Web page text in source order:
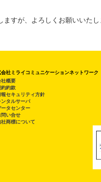
すが、よろしくお願いいたし
会社ミライコミュニケーションネットワーク
社概要
約約款
報セキュリティ方針
ンタルサーバ
ータセンター
問い合せ
社商標について